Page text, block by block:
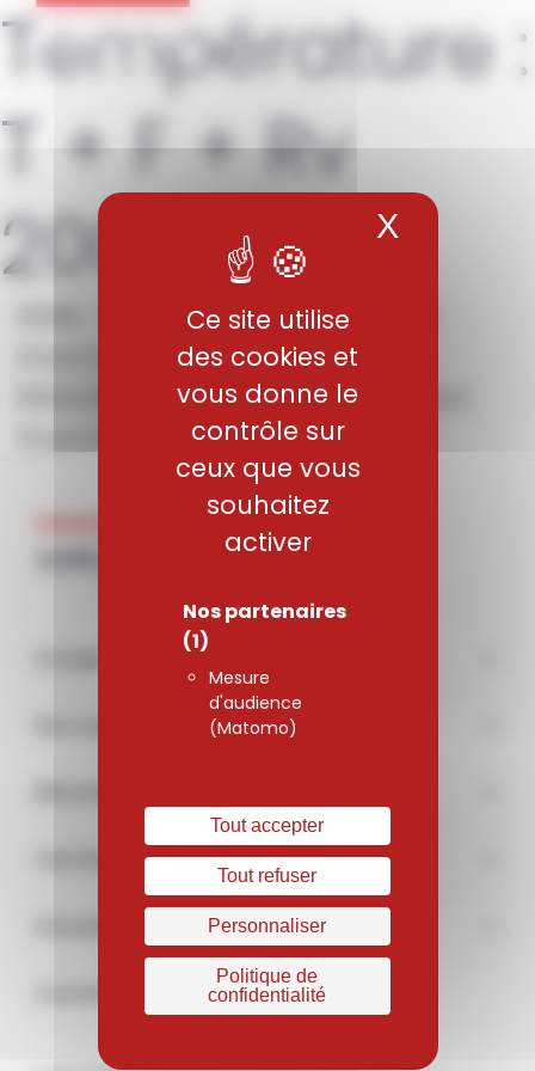
Panneau de gestion des cookies
Ce site utilise
des cookies et
vous donne le
contrôle sur
ceux que vous
souhaitez
activer
Nos partenaires
(1)
Mesure
d'audience
(Matomo)
Tout accepter
Tout refuser
Personnaliser
Politique de
confidentialité
X
Température :
T + F + Rv
200°C
819B – Aciers pour traitement
819AW – Aciers pour traitement
Nos engagements
Documentations & médias